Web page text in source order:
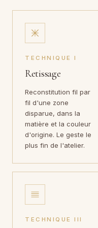
TECHNIQUE I
Retissage
Reconstitution fil par
fil d'une zone
disparue, dans la
matière et la couleur
d'origine. Le geste le
plus fin de l'atelier.
TECHNIQUE III